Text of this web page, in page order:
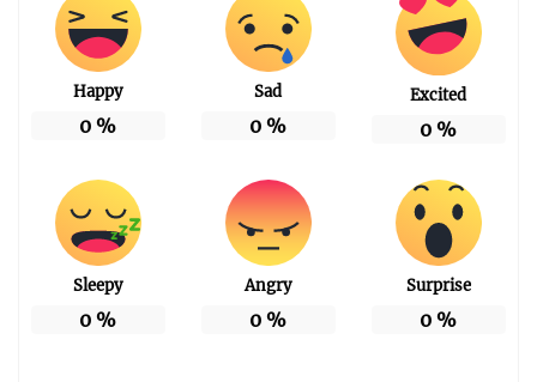
Happy
0 %
Sad
0 %
Excited
0 %
Sleepy
0 %
Angry
0 %
Surprise
0 %